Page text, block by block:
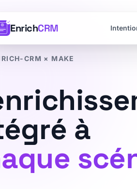
EnrichCRM
CRM × MAKE
à